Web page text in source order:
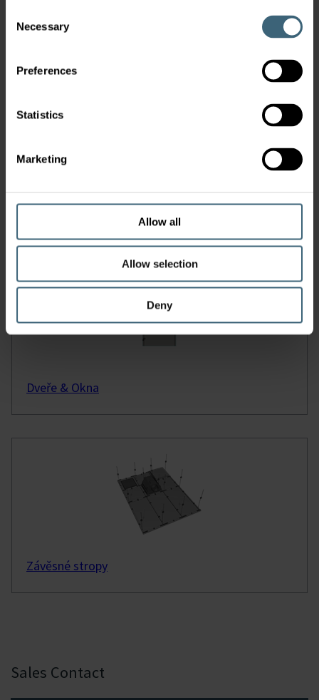
Selection
Necessary
Preferences
Statistics
Marketing
Allow all
Allow selection
Deny
Stěnové panely
Systém obložení InWall
Dveře & Okna
Závěsné stropy
Sales Contact